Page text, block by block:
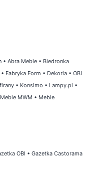
• Abra Meble • Biedronka
• Fabryka Form • Dekoria • OBI
• Konsimo • Lampy.pl •
Meble MWM • Meble
OBI • Gazetka Castorama